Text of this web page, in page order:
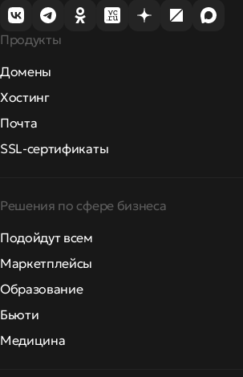
Продукты
Домены
Хостинг
Почта
SSL-сертификаты
Решения по сфере бизнеса
Подойдут всем
Маркетплейсы
Образование
Бьюти
Медицина